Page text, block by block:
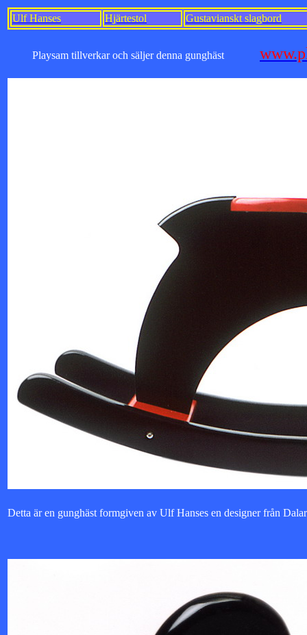
Ulf Hanses Hjärtestol Gustavianskt slagbord
Playsam tillverkar och säljer denna gunghäst
Detta är en gunghäst formgiven av Ulf Hanses en designer från